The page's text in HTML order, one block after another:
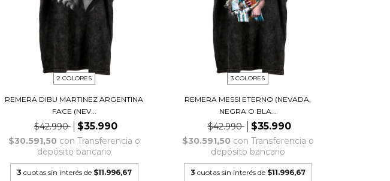
2 COLORES
REMERA DIBU MARTINEZ ARGENTINA
FACE (NEV...
$42.990 $35.990
$30.591,50 con Transferencia o
depósito bancario
3 cuotas sin interés de $11.996,67
3 COLORES
REMERA MESSI ETERNO (NEVADA,
NEGRA O BLA...
$42.990 $35.990
$30.591,50 con Transferencia o
depósito bancario
3 cuotas sin interés de $11.996,67